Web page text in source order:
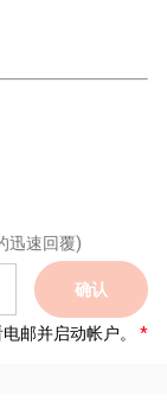
迅速回覆)
确认
邮并启动帐户。